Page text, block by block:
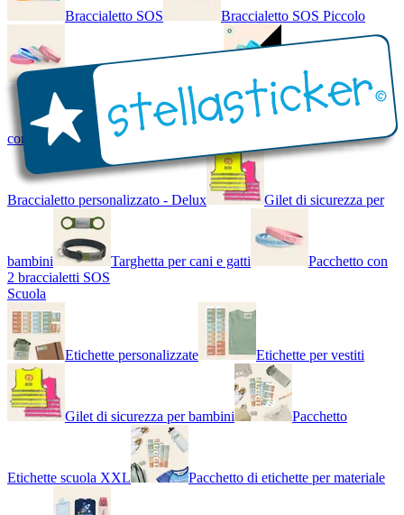
Braccialetto SOS Braccialetto SOS Piccolo
Braccialetto SOS - Bicolore Braccialetto SOS
con Nome - Luminoso
Braccialetto personalizzato - Delux Gilet di sicurezza per
bambini Targhetta per cani e gatti
Pacchetto con
2 braccialetti SOS
Scuola
Etichette personalizzate Etichette per vestiti
Gilet di sicurezza per bambini Pacchetto
Etichette scuola XXL Pacchetto di etichette per materiale